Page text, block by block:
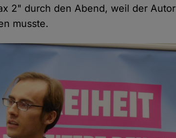
2" durch den Abend, weil der Autor
musste.